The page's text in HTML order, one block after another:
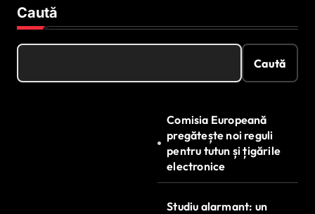
Caută
Caută
Comisia Europeană
pregătește noi reguli
pentru tutun și țigările
electronice
Studiu alarmant: un